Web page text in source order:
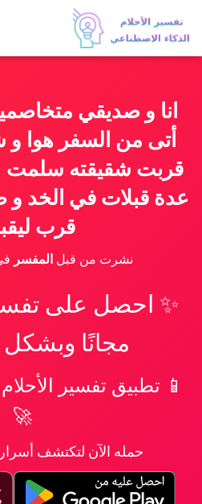
انا و صديقي
أتى من السفر هوا و
قربت شقيقته سلمت
عدة قبلات في الخد
قرب
نشرت من قبلالمفسر
✨ احصل على
مجانًا
🚀
حمله الآن لتكتشف